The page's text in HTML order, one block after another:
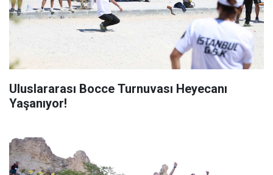
Uluslararası Bocce Turnuvası Heyecanı
Yaşanıyor!